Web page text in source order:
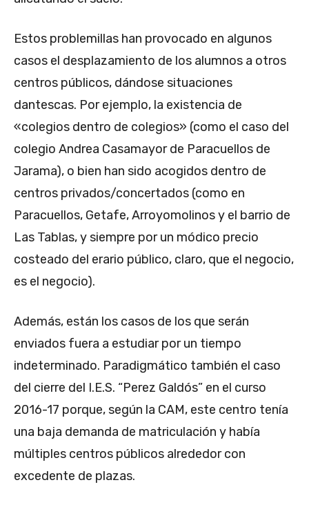
Estos problemillas han provocado en algunos
casos el desplazamiento de los alumnos a otros
centros públicos, dándose situaciones
dantescas. Por ejemplo, la existencia de
«colegios dentro de colegios» (como el caso del
colegio Andrea Casamayor de Paracuellos de
Jarama), o bien han sido acogidos dentro de
centros privados/concertados (como en
Paracuellos, Getafe, Arroyomolinos y el barrio de
Las Tablas, y siempre por un módico precio
costeado del erario público, claro, que el negocio,
es el negocio).
Además, están los casos de los que serán
enviados fuera a estudiar por un tiempo
indeterminado. Paradigmático también el caso
del cierre del I.E.S. “Perez Galdós” en el curso
2016-17 porque, según la CAM, este centro tenía
una baja demanda de matriculación y había
múltiples centros públicos alrededor con
excedente de plazas.